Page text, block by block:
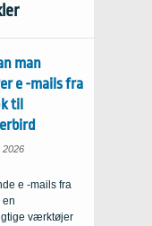
man
e -mails fra
til
2026
e -mails fra
en
værktøjer